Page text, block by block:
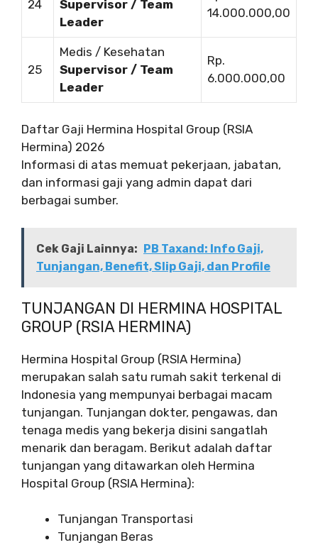
24
Supervisor / Team
Leader
14.000.000,00
25
Medis / Kesehatan
Supervisor / Team
Leader
Rp.
6.000.000,00
Daftar Gaji Hermina Hospital Group (RSIA
Hermina) 2026
Informasi di atas memuat pekerjaan, jabatan,
dan informasi gaji yang admin dapat dari
berbagai sumber.
Cek Gaji Lainnya: PB Taxand: Info Gaji,
Tunjangan, Benefit, Slip Gaji, dan Profile
TUNJANGAN DI HERMINA HOSPITAL
GROUP (RSIA HERMINA)
Hermina Hospital Group (RSIA Hermina)
merupakan salah satu rumah sakit terkenal di
Indonesia yang mempunyai berbagai macam
tunjangan. Tunjangan dokter, pengawas, dan
tenaga medis yang bekerja disini sangatlah
menarik dan beragam. Berikut adalah daftar
tunjangan yang ditawarkan oleh Hermina
Hospital Group (RSIA Hermina):
Tunjangan Transportasi
Tunjangan Beras